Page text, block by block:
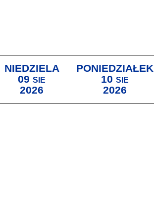
NIEDZIELA
09 SIE
2026
PONIEDZIAŁEK
10 SIE
2026